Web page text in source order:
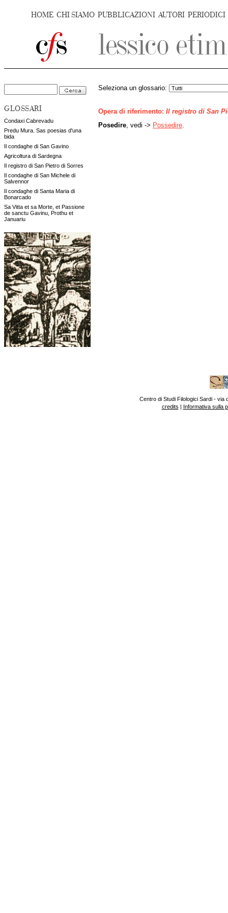
HOME CHI SIAMO PUBBLICAZIONI AUTORI PERIODICI
GLOSSARI
Condaxi Cabrevadu
Predu Mura. Sas poesias d'una
bida
Il condaghe di San Gavino
Agricoltura di Sardegna
Il registro di San Pietro di Sorres
Il condaghe di San Michele di
Salvennor
Il condaghe di Santa Maria di
Bonarcado
Sa Vitta et sa Morte, et Passione
de sanctu Gavinu, Prothu et
Januariu
Seleziona un glossario:
Opera di riferimento: Il registro di San
Posedire , vedi -> Possedire
Centro di Studi Filologici Sardi - via
credits | Informativa sulla